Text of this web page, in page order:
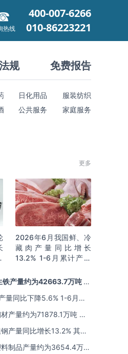
热线
400-007-6266
010-86223221
规 免费报告
日化用品
服装纺织
公共服务 家庭服务
更多
2026年6月我国鲜、冷
藏肉产量同比增长
13.2% 1-6月累计产量
产量约为42663.7万吨 同
量占比22.7%排名第一
量同比下降5.6% 1-6月累
产量约为71878.1万吨 同
超亿吨产量排名第一
产量同比增长13.2% 其中
居首位
制品产量约为3654.4万吨